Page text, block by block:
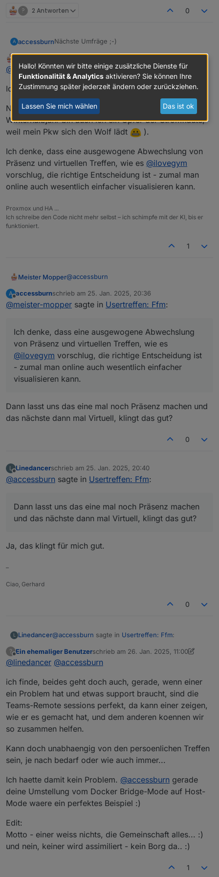
? 2 Antworten 0
A accessburnNächste Umfräge ;-)
WBp
Verfügbarkeit im Restaurant kann ich halt erst
anschließend prüfen.
Offline zuletzt editiert von
@
accessburn
Ich habe jetzt mal einen Termin im März bestätigt.
Natürlich könnte ich auch schon früher, aber im
Winterhalbjahr bin auch ich ein Opfer der Stromflaute,
weil mein Pkw sich den Wolf lädt
).
Ich denke, dass eine ausgewogene Abwechslung von
Präsenz und virtuellen Treffen, wie es @ilovegym
vorschlug, die richtige Entscheidung ist - zumal man
online auch wesentlich einfacher visualisieren kann.
Proxmox und HA ...
Ich schreibe den Code nicht mehr selbst – ich schimpfe mit der KI, bis er
funktioniert.
1
Meister Mopper@accessburn
Ich habe jetzt mal einen Termin im März
bestätigt.
Stromflaute, weil mein Pkw sich den Wolf lädt
).
Ich denke, dass eine ausgewogene
Abwechslung von Präsenz und virtuellen
Treffen, wie es
@ ilovegym
vorschlug, die
richtige Entscheidung ist - zumal man online
auch wesentlich einfacher visualisieren kann.
A
Offline
accessburnschrieb am 25. Jan. 2025, 20:36
zuletzt editiert von
@meister-mopper sagte in Usertreffen: Ffm:
Ich denke, dass eine ausgewogene Abwechslung
von Präsenz und virtuellen Treffen, wie es
@ilovegym vorschlug, die richtige Entscheidung ist
- zumal man online auch wesentlich einfacher
visualisieren kann.
Dann lasst uns das eine mal noch Präsenz machen und
das nächste dann mal Virtuell, klingt das gut?
0
L Linedancerschrieb am 25. Jan. 2025, 20:40
zuletzt editiert von
@accessburn sagte in Usertreffen: Ffm:
Dann lasst uns das eine mal noch Präsenz machen
und das nächste dann mal Virtuell, klingt das gut?
Ja, das klingt für mich gut.
–
Ciao, Gerhard
0
L Linedancer@accessburn sagte in Usertreffen: Ffm:
Dann lasst uns das eine mal noch Präsenz
klingt das gut?
Ja, das klingt für mich gut.
?
Offline
Ein ehemaliger Benutzerschrieb am 26. Jan. 2025, 11:00
zuletzt editiert von Ein ehemaliger
@linedancer @accessburn
ich finde, beides geht doch auch, gerade, wenn einer
ein Problem hat und etwas support braucht, sind die
Teams-Remote sessions perfekt, da kann einer zeigen,
wie er es gemacht hat, und dem anderen koennen wir
so zusammen helfen.
Kann doch unabhaengig von den persoenlichen Treffen
sein, je nach bedarf oder wie auch immer...
Ich haette damit kein Problem. @accessburn gerade
deine Umstellung vom Docker Bridge-Mode auf Host-
Mode waere ein perfektes Beispiel :)
Edit:
Motto - einer weiss nichts, die Gemeinschaft alles... :)
und nein, keiner wird assimiliert - kein Borg da.. :)
1
Hallo! Könnten wir bitte einige zusätzliche Dienste für
Funktionalität & Analytics aktivieren? Sie können Ihre
Zustimmung später jederzeit ändern oder zurückziehen.
Lassen Sie mich wählen Das ist ok